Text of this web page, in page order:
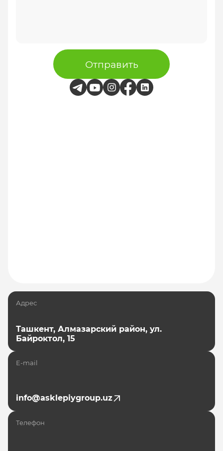
Отправить
Адрес
Ташкент, Алмазарский район, ул.
Байроктол, 15
E-mail
info@asklepiygroup.uz
Телефон